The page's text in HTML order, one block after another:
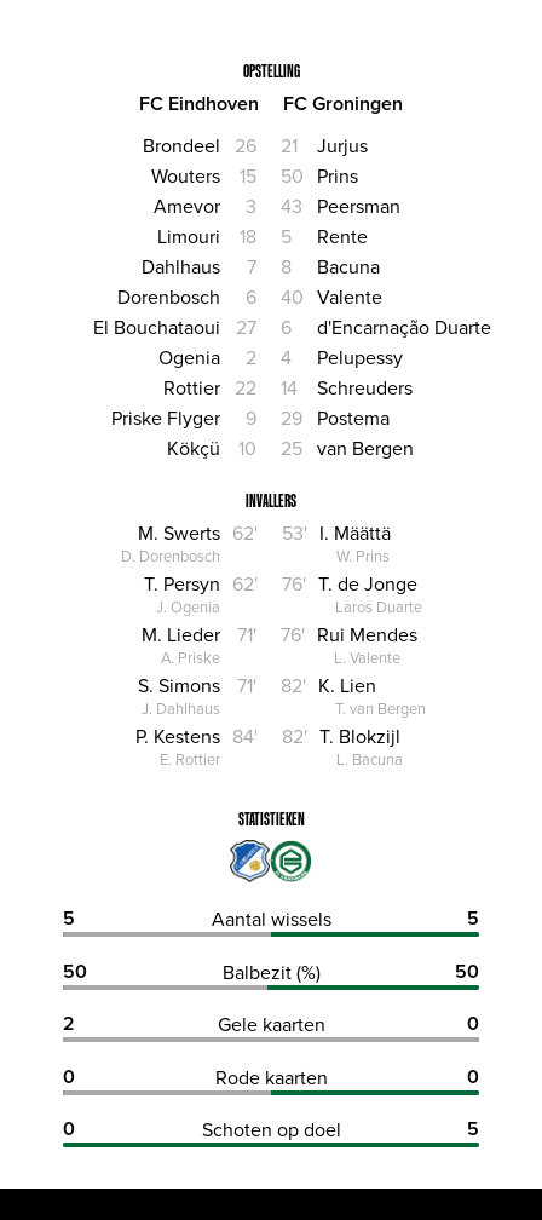
OPSTELLING
FC Eindhoven FC Groningen
Brondeel 26 Jurjus
21
Wouters
15 Prins
50
Amevor
3 Peersman
43
Limouri
18 Rente
5
Dahlhaus
7 Bacuna
8
Dorenbosch
6 Valente
40
El Bouchataoui
27 d'Encarnação Duarte
6
Ogenia
2 Pelupessy
4
Rottier
22 Schreuders
14
Priske Flyger
9 Postema
29
Kökçü
10 van Bergen
25
INVALLERS
M. Swerts
D. Dorenbosch
62' I. Määttä
W. Prins
53'
T. Persyn
J. Ogenia
62' T. de Jonge
Laros Duarte
76'
M. Lieder
A. Priske
71' Rui Mendes
L. Valente
76'
S. Simons
J. Dahlhaus
71' K. Lien
T. van Bergen
82'
P. Kestens
E. Rottier
84' T. Blokzijl
L. Bacuna
82'
STATISTIEKEN
5 Aantal wissels
5
50
Balbezit (%)
50
2
Gele kaarten
0
0
Rode kaarten
0
0
Schoten op doel 5